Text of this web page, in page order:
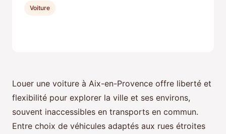
Louer une voiture à Aix-en-Provence offre liberté et
flexibilité pour explorer la ville et ses environs,
souvent inaccessibles en transports en commun.
Entre choix de véhicules adaptés aux rues étroites
Voiture